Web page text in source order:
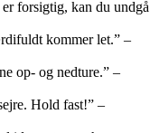
forsigtig, kan du undgå
kommer let.” –
op- og nedture.” –
Hold fast!” –